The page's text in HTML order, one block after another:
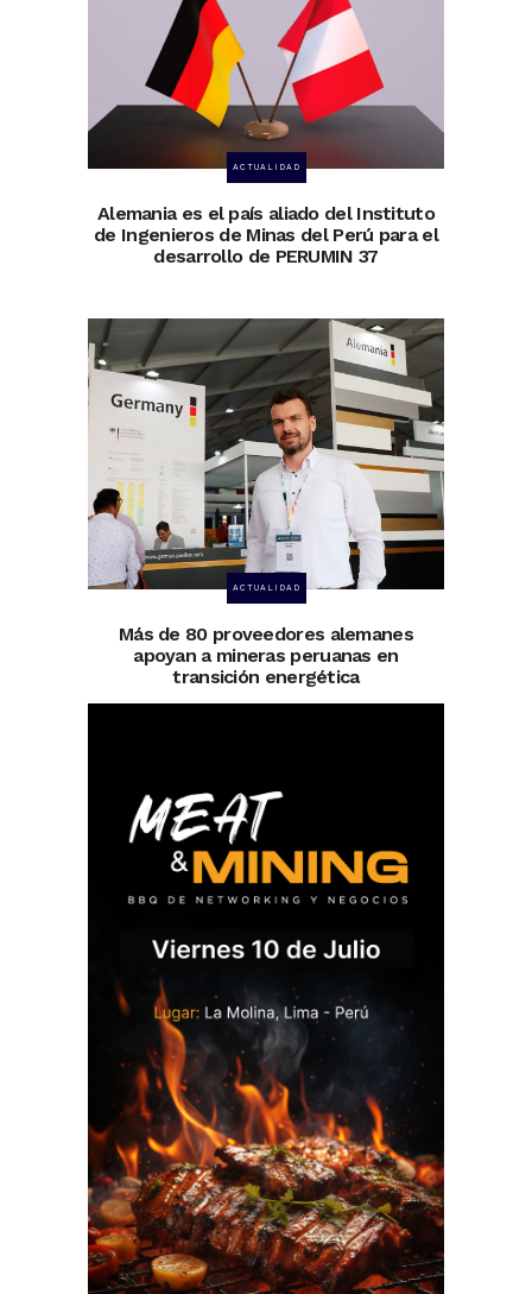
ACTUALIDAD
Alemania es el país aliado del Instituto
de Ingenieros de Minas del Perú para el
desarrollo de PERUMIN 37
ACTUALIDAD
Más de 80 proveedores alemanes
apoyan a mineras peruanas en
transición energética